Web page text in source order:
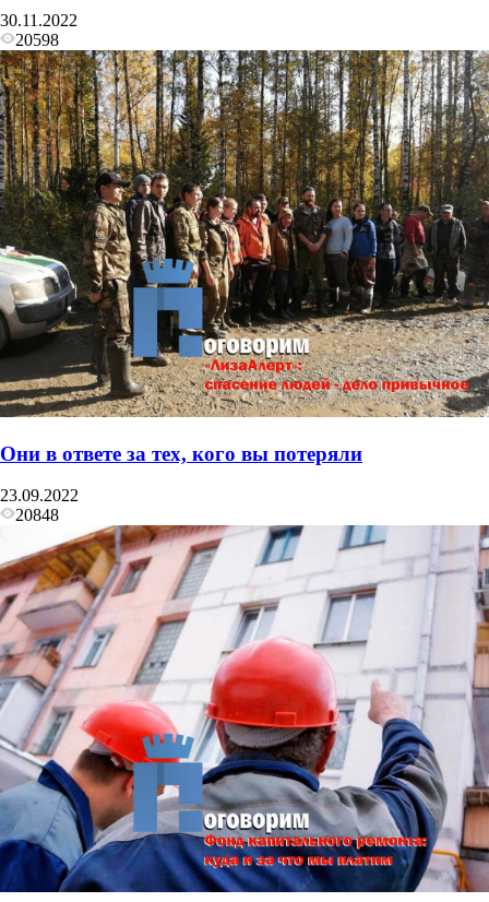
30.11.2022
20598
Они в ответе за тех, кого вы потеряли
23.09.2022
20848